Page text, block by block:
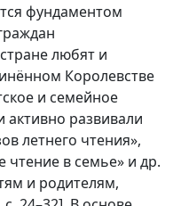
фундаментом
любят и
Королевстве
и семейное
активно развивали
летнего чтения»,
чтение в семье» и др.
и родителям,